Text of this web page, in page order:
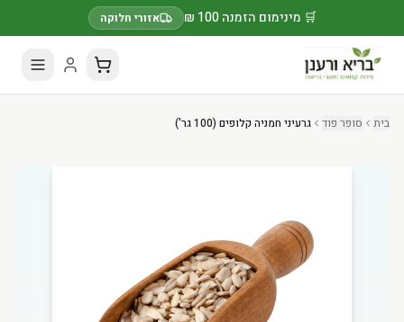
🛒 מינימום הזמנה 100 ₪ אזורי חלוקה
בית סופר פוד גרעיני חמניה קלופים (100 גר')